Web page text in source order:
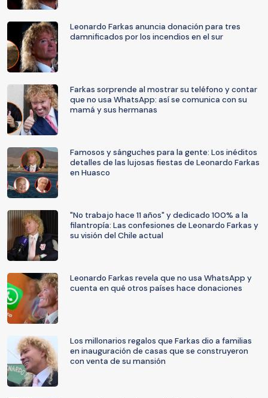
Leonardo Farkas anuncia donación para tres
damnificados por los incendios en el sur
Farkas sorprende al mostrar su teléfono y contar
que no usa WhatsApp: así se comunica con su
mamá y sus hermanas
Famosos y sánguches para la gente: Los inéditos
detalles de las lujosas fiestas de Leonardo Farkas
en Huasco
"No trabajo hace 11 años" y dedicado 100% a la
filantropía: Las confesiones de Leonardo Farkas y
su visión del Chile actual
Leonardo Farkas revela que no usa WhatsApp y
cuenta en qué otros países hace donaciones
Los millonarios regalos que Farkas dio a familias
en inauguración de casas que se construyeron
con venta de su mansión